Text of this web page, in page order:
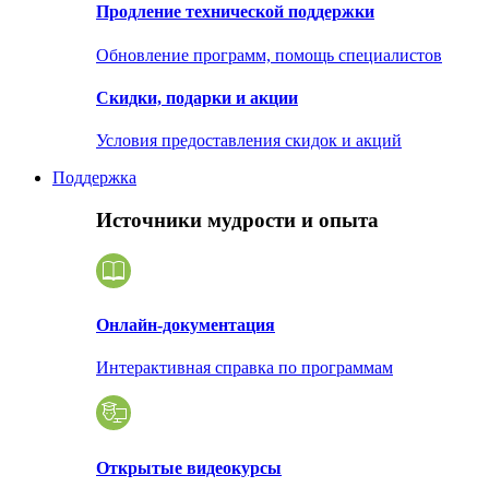
Продление технической поддержки
Обновление программ, помощь специалистов
Скидки, подарки и акции
Условия предоставления скидок и акций
Поддержка
Источники мудрости и опыта
Онлайн-документация
Интерактивная справка по программам
Открытые видеокурсы